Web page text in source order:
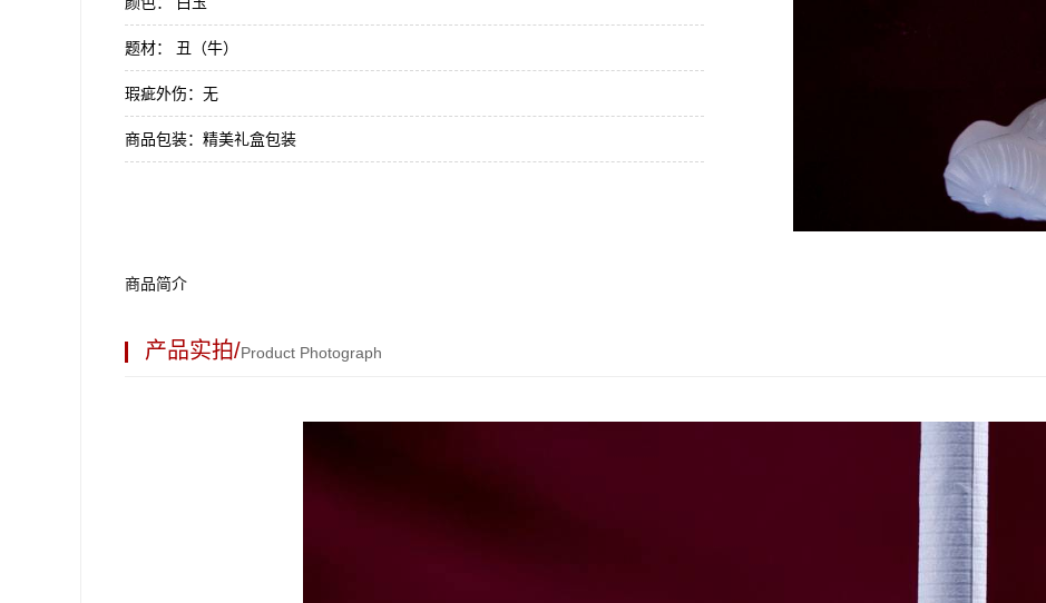
题材： 丑（牛）
瑕疵外伤： 无
商品包装： 精美礼盒包装
商品简介
产品实拍/Product Photograph